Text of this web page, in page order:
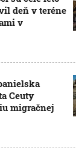
deň v teréne
v
Ceuty
migračnej